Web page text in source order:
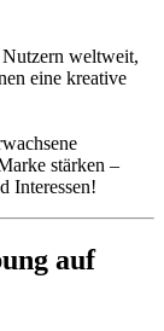
weltweit,
eine kreative
stärken –
Interessen!
auf